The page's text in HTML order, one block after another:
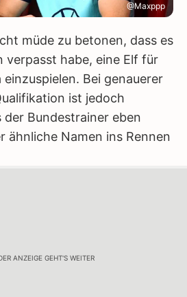
@Maxppp
müde zu betonen, dass es
verpasst habe, eine Elf für
einzuspielen. Bei genauerer
ist jedoch
Bundestrainer eben
ähnliche Namen ins Rennen
ANZEIGE GEHT'S WEITER